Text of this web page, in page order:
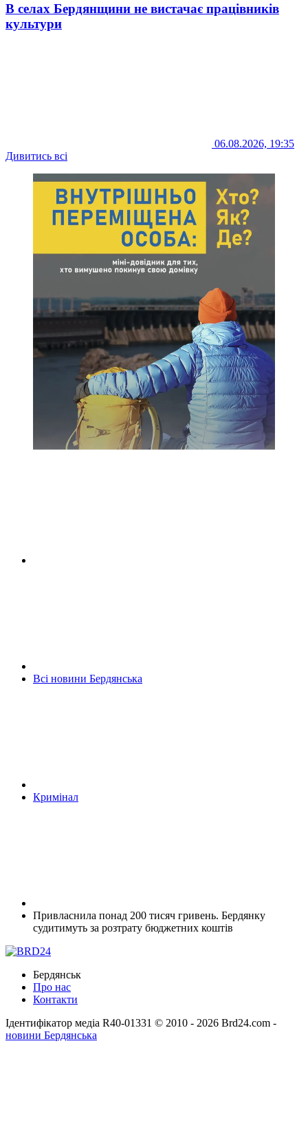
В селах Бердянщини не вистачає працівників
культури
06.08.2026, 19:35
Дивитись всі
Всі новини Бердянська
Кримінал
Привласнила понад 200 тисяч гривень. Бердянку
судитимуть за розтрату бюджетних коштів
Бердянськ
Про нас
Контакти
Ідентифікатор медіа R40-01331 © 2010 - 2026 Brd24.com -
новини Бердянська